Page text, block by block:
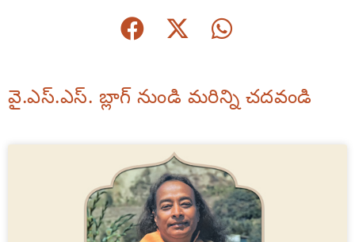
వై.ఎస్.ఎస్. బ్లాగ్ నుండి మరిన్ని చదవండి